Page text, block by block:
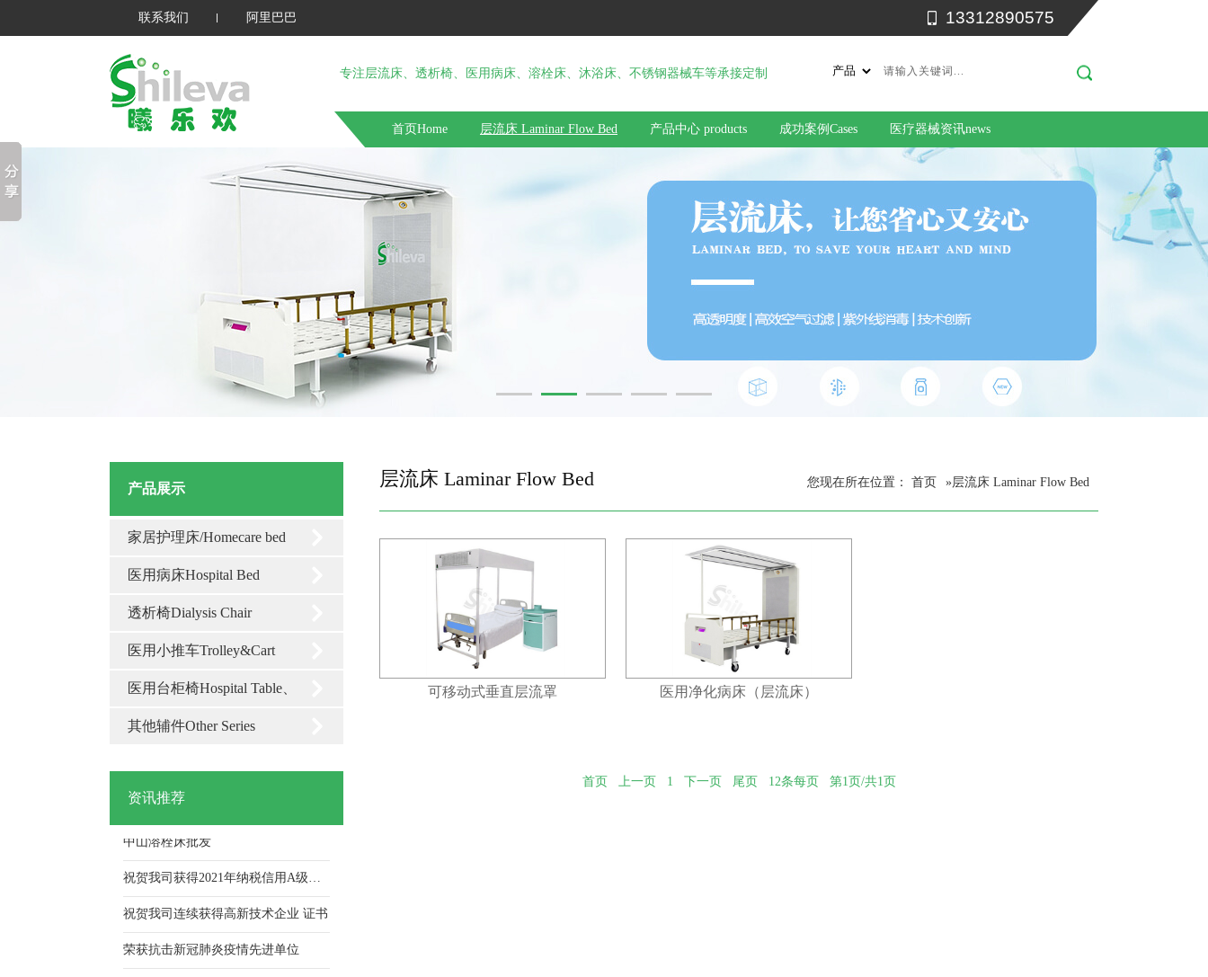
联系我们 阿里巴巴 13312890575
专注层流床、透析椅、医用病床、溶栓床、沐浴床、不锈钢器械车等承接定制
首页Home 层流床 Laminar Flow Bed 产品中心 products 成功案例Cases 医疗器械资讯news
产品展示
家居护理床/Homecare bed
医用病床Hospital Bed
透析椅Dialysis Chair
医用小推车Trolley&Cart
医用台柜椅Hospital Table、
Cabinets、Chair
其他辅件Other Series
资讯推荐
祝贺我司连续获得高新技术企业 证书
荣获抗击新冠肺炎疫情先进单位
北京溶栓床生产厂家
江门溶栓床咨询电话
祝贺我司连续获得高新技术企业 证书
荣获抗击新冠肺炎疫情先进单位
您现在所在位置： 首页 »层流床 Laminar Flow Bed
层流床 Laminar Flow Bed
可移动式垂直层流罩 医用净化病床（层流床）
首页 上一页 1 下一页 尾页 12条每页 第1页/共1页